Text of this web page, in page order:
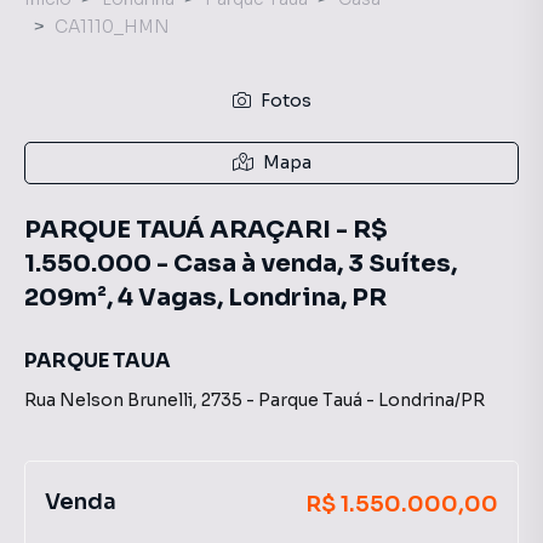
CA1110_HMN
Fotos
Mapa
PARQUE TAUÁ ARAÇARI - R$
1.550.000 - Casa à venda, 3 Suítes,
209m², 4 Vagas, Londrina, PR
PARQUE TAUA
Rua Nelson Brunelli, 2735 - Parque Tauá - Londrina/PR
Venda R$ 1.550.000,00